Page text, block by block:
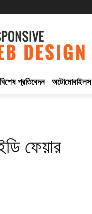
বিশেষ প্রতিবেদন অটোমোবাইলস
ফেয়ার